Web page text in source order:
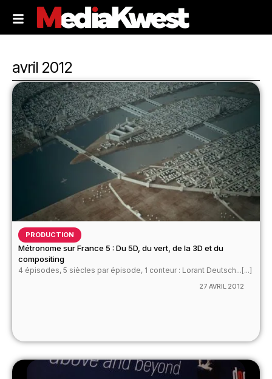
avril 2012
PRODUCTION
Métronome sur France 5 : Du 5D, du vert, de la 3D et du
compositing
4 épisodes, 5 siècles par épisode, 1 conteur : Lorant Deutsch...[...]
27 AVRIL 2012